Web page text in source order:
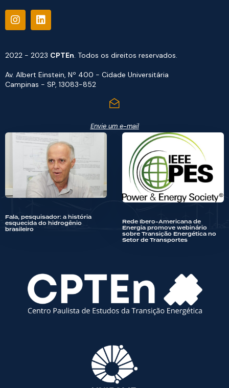
2022 - 2023 CPTEn. Todos os direitos reservados.
Av. Albert Einstein, Nº 400 - Cidade Universitária
Campinas - SP, 13083-852
Envie um e-mail
Fala, pesquisador: a história
esquecida do hidrogênio
brasileiro
Rede Ibero-Americana de
Energia promove webinário
sobre Transição Energética no
Setor de Transportes